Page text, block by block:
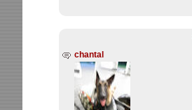
chantal